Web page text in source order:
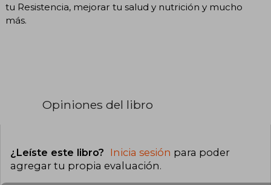
tu Resistencia, mejorar tu salud y nutrición y mucho
más.
Opiniones del libro
¿Leíste este libro? Inicia sesión para poder
agregar tu propia evaluación.